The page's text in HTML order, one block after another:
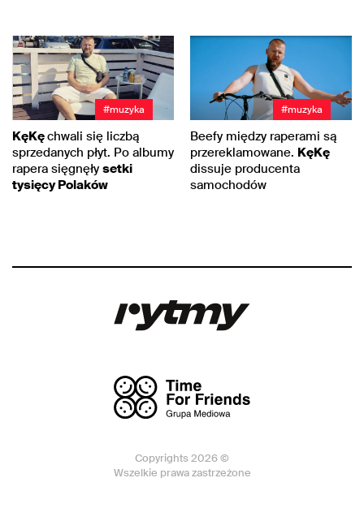
#muzyka
KęKęchwali się liczbą
sprzedanych płyt. Po albumy
rapera sięgnęły setki
tysięcy Polaków
#muzyka
Beefy między raperami są
przereklamowane. KęKę
dissuje producenta
samochodów
Copyrights 2026 ©
Wszelkie prawa zastrzeżone